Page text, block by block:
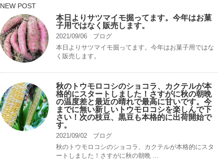
NEW POST
本日よりサツマイモ掘ってます。今年はお菓
子用ではなく販売します。
2021/09/06
ブログ
本日よりサツマイモ掘ってます。今年はお菓子用ではな
く販売します。
秋のトウモロコシのショコラ、カクテルが本
格的にスタートしました！さすがに秋の朝晩
の温度差と最近の晴れで最高に甘いです。今
までに無い新しいトウモロコシを楽しんで下
さい！次の枝豆、黒豆も本格的に出荷開始で
す。
2021/09/02
ブログ
秋のトウモロコシのショコラ、カクテルが本格的にスタ
ートしました！さすがに秋の朝晩 ...